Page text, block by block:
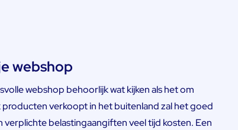
webshop
webshop behoorlijk wat kijken als het om
verkoopt in het buitenland zal het goed
belastingaangiften veel tijd kosten. Een